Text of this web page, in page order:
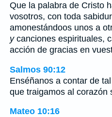
Que la palabra de Cristo
vosotros, con toda
amonestándoos unos a
ycanciones espirituales,
acción de gracias en
Salmos 90:12
Enséñanos a contar de
que traigamos al corazón
Mateo 10:16